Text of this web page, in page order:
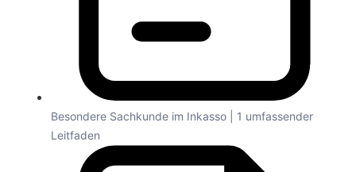
Besondere Sachkunde im Inkasso | 1 umfassender
Leitfaden